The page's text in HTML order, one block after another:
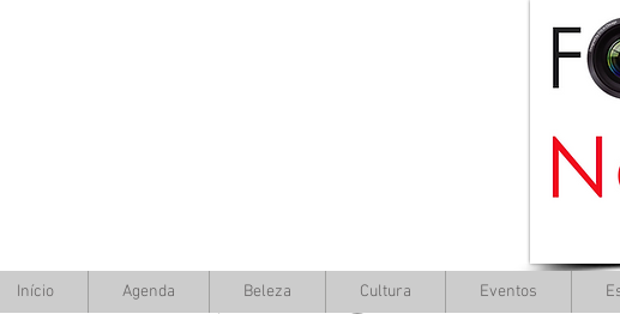
Início Agenda Beleza Cultura Eventos